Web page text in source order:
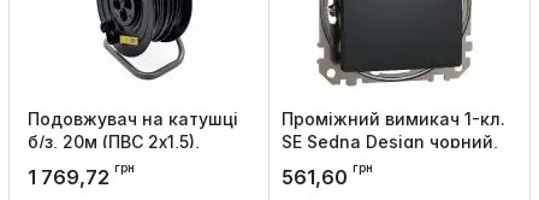
Подовжувач на катушцi
б/з, 20м (ПВС 2х1,5),
Артикул:
1 769,72 грн
Проміжний вимикач 1-кл.
SE Sedna Design чорний,
Schneider Electric
Артикул:
561,60 грн